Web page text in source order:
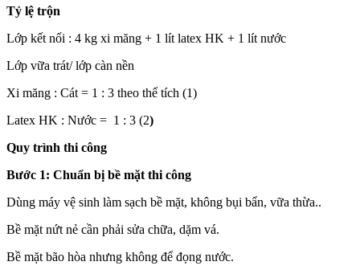
Tỷ lệ trộn
Lớp kết nối : 4 kg xi măng + 1 lít latex HK + 1 lít nước
Lớp vữa trát/ lớp càn nền
Xi măng : Cát = 1 : 3 theo thể tích (1)
Latex HK : Nước = 1 : 3 (2)
Quy trình thi công
Bước 1: Chuẩn bị bề mặt thi công
Dùng máy vệ sinh làm sạch bề mặt, không bụi bẩn, vữa thừa..
Bề mặt nứt nẻ cần phải sửa chữa, dặm vá.
Bề mặt bão hòa nhưng không để đọng nước.